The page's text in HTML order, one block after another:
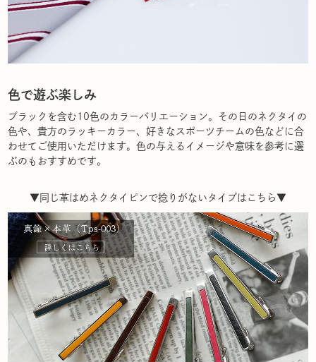
色で遊ぶ楽しみ
ブラックを含む10色のカラーバリエーション。その日のネクタイの
色や、貴方のラッキーカラー、好きなスポーツチームの色などに合
わせてご使用いただけます。色の与えるイメージや意味を参考に選
ぶのもおすすめです。
▼同じ革はめネクタイピンで捻りがないタイプはこちら▼